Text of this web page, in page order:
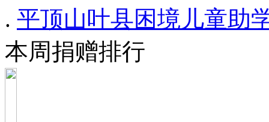
. 平顶山叶县困境儿童助
本周捐赠排行